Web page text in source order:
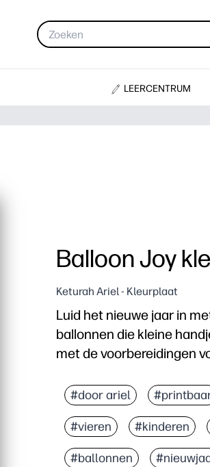
LEERCENTRUM
Balloon Joy
Keturah Ariel - Kleurplaat
Luid het nieuwe jaar in
ballonnen die kleine
met de voorbereidingen
Eenvoudig af te
Houdt kinderen
Ondersteunt de fijne
Afgewerkte pagina's
#door ariel
#vieren #kinderen
#ballonnen